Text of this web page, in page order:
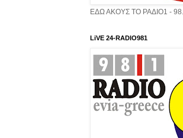
ΕΔΩ ΑΚΟΥΣ ΤΟ ΡΑΔΙΟ1 -
LiVE 24-RADIO981